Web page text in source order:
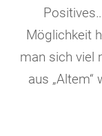
Möglichkeit
man sich viel
aus